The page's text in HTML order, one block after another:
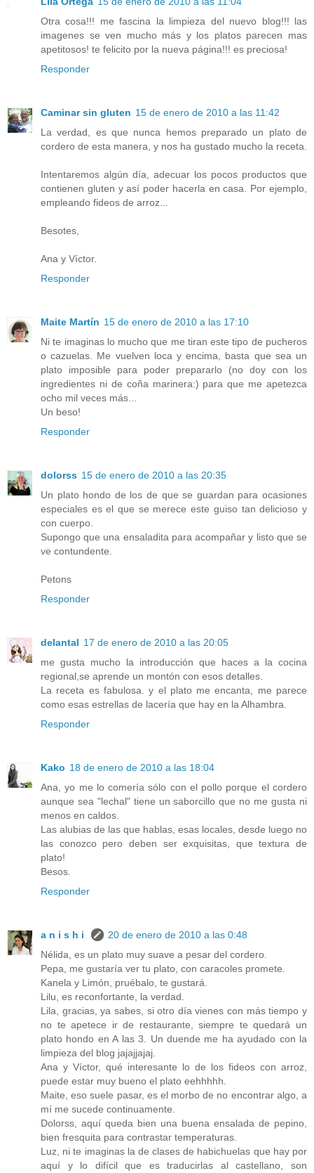
Otra cosa!!! me fascina la limpieza del nuevo blog!!! las
imagenes se ven mucho más y los platos parecen mas
apetitosos! te felicito por la nueva página!!! es preciosa!
Responder
Caminar sin gluten 15 de enero de 2010 a las 11:42
La verdad, es que nunca hemos preparado un plato de
cordero de esta manera, y nos ha gustado mucho la receta.
Intentaremos algún día, adecuar los pocos productos que
contienen gluten y así poder hacerla en casa. Por ejemplo,
empleando fideos de arroz...
Besotes,
Ana y Víctor.
Responder
Maite Martín 15 de enero de 2010 a las 17:10
Ni te imaginas lo mucho que me tiran este tipo de pucheros
o cazuelas. Me vuelven loca y encima, basta que sea un
plato imposible para poder prepararlo (no doy con los
ingredientes ni de coña marinera:) para que me apetezca
ocho mil veces más...
Un beso!
Responder
dolorss 15 de enero de 2010 a las 20:35
Un plato hondo de los de que se guardan para ocasiones
especiales es el que se merece este guiso tan delicioso y
con cuerpo.
Supongo que una ensaladita para acompañar y listo que se
ve contundente.
Petons
Responder
delantal 17 de enero de 2010 a las 20:05
me gusta mucho la introducción que haces a la cocina
regional,se aprende un montón con esos detalles.
La receta es fabulosa. y el plato me encanta, me parece
como esas estrellas de lacería que hay en la Alhambra.
Responder
Kako 18 de enero de 2010 a las 18:04
Ana, yo me lo comería sólo con el pollo porque el cordero
aunque sea "lechal" tiene un saborcillo que no me gusta ni
menos en caldos.
Las alubias de las que hablas, esas locales, desde luego no
las conozco pero deben ser exquisitas, que textura de
plato!
Besos.
Responder
a n i s h i
20 de enero de 2010 a las 0:48
Nélida, es un plato muy suave a pesar del cordero.
Pepa, me gustaría ver tu plato, con caracoles promete.
Kanela y Limón, pruébalo, te gustará.
Lilu, es reconfortante, la verdad.
Lila, gracias, ya sabes, si otro día vienes con más tiempo y
no te apetece ir de restaurante, siempre te quedará un
plato hondo en A las 3. Un duende me ha ayudado con la
limpieza del blog jajajjajaj.
Ana y Víctor, qué interesante lo de los fideos con arroz,
puede estar muy bueno el plato eehhhhh.
Maite, eso suele pasar, es el morbo de no encontrar algo, a
mí me sucede continuamente.
Dolorss, aquí queda bien una buena ensalada de pepino,
bien fresquita para contrastar temperaturas.
Luz, ni te imaginas la de clases de habichuelas que hay por
aquí y lo difícil que es traducirlas al castellano, son